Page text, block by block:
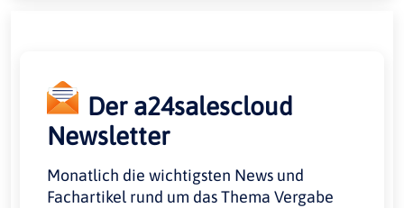
Der a24salescloud
Newsletter
Monatlich die wichtigsten News und
Fachartikel rund um das Thema Vergabe